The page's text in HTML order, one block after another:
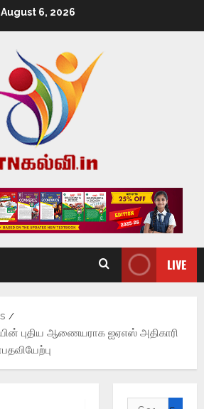
August 6, 2026
LIVE
புதிய ஆணையராக ஐஏஎஸ் அதிகாரி